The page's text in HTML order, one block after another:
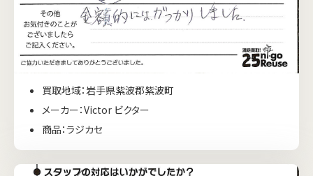
買取地域：岩手県紫波郡紫波町
メーカー：Victor ビクター
商品：ラジカセ